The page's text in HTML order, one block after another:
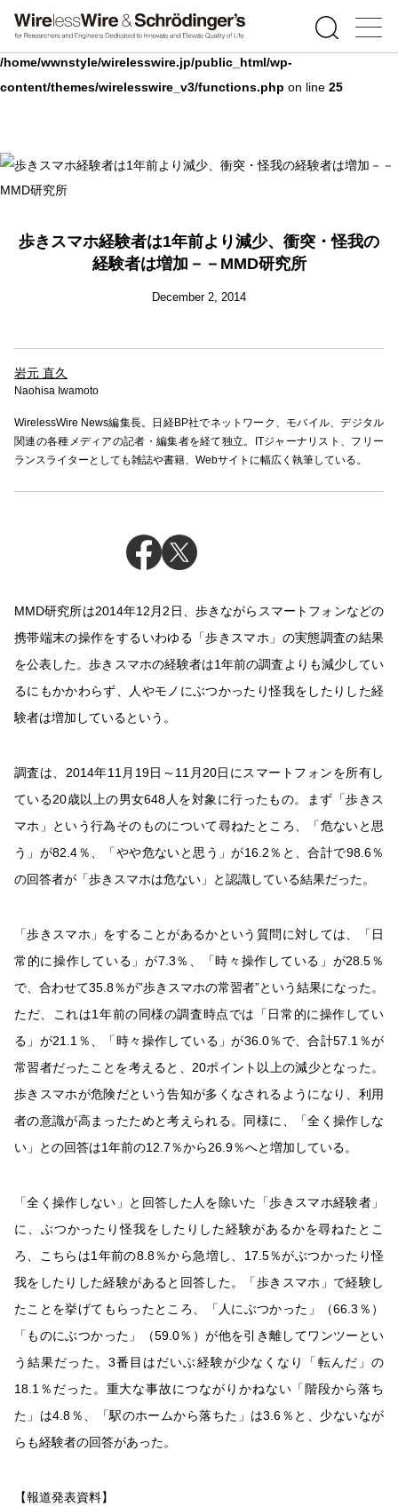
Warning: Undefined array key 0 in
/home/wwnstyle/wirelesswire.jp/public_html/wp-
content/themes/wirelesswire_v3/functions.php on line 25
歩きスマホ経験者は1年前より減少、衝突・怪我の
経験者は増加－－MMD研究所
December 2, 2014
岩元 直久
Naohisa Iwamoto
WirelessWire News編集長。日経BP社でネットワーク、モバイル、デジタル
関連の各種メディアの記者・編集者を経て独立。ITジャーナリスト、フリー
ランスライターとしても雑誌や書籍、Webサイトに幅広く執筆している。
MMD研究所は2014年12月2日、歩きながらスマートフォンなどの
携帯端末の操作をするいわゆる「歩きスマホ」の実態調査の結果
を公表した。歩きスマホの経験者は1年前の調査よりも減少してい
るにもかかわらず、人やモノにぶつかったり怪我をしたりした経
験者は増加しているという。
調査は、2014年11月19日～11月20日にスマートフォンを所有し
ている20歳以上の男女648人を対象に行ったもの。まず「歩きス
マホ」という行為そのものについて尋ねたところ、「危ないと思
う」が82.4％、「やや危ないと思う」が16.2％と、合計で98.6％
の回答者が「歩きスマホは危ない」と認識している結果だった。
「歩きスマホ」をすることがあるかという質問に対しては、「日
常的に操作している」が7.3％、「時々操作している」が28.5％
で、合わせて35.8％が”歩きスマホの常習者”という結果になった。
ただ、これは1年前の同様の調査時点では「日常的に操作してい
る」が21.1％、「時々操作している」が36.0％で、合計57.1％が
常習者だったことを考えると、20ポイント以上の減少となった。
歩きスマホが危険だという告知が多くなされるようになり、利用
者の意識が高まったためと考えられる。同様に、「全く操作しな
い」との回答は1年前の12.7％から26.9％へと増加している。
「全く操作しない」と回答した人を除いた「歩きスマホ経験者」
に、ぶつかったり怪我をしたりした経験があるかを尋ねたとこ
ろ、こちらは1年前の8.8％から急増し、17.5％がぶつかったり怪
我をしたりした経験があると回答した。「歩きスマホ」で経験し
たことを挙げてもらったところ、「人にぶつかった」（66.3％）
「ものにぶつかった」（59.0％）が他を引き離してワンツーとい
う結果だった。3番目はだいぶ経験が少なくなり「転んだ」の
18.1％だった。重大な事故につながりかねない「階段から落ち
た」は4.8％、「駅のホームから落ちた」は3.6％と、少ないなが
らも経験者の回答があった。
【報道発表資料】